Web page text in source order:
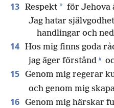
13 Respekt * för Jehova
Jag hatar
handlingar och
14 Hos mig finns goda
jag äger förstånd k
15 Genom mig regerar
och genom mig
16 Genom mig härskar